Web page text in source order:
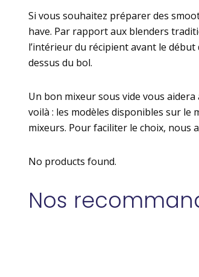
Si vous souhaitez préparer des
have. Par rapport aux blenders
l’intérieur du récipient avant le début
dessus du bol.
Un bon mixeur sous vide vous
voilà : les modèles disponibles sur le
mixeurs. Pour faciliter le choix, nous
No products found.
Nos